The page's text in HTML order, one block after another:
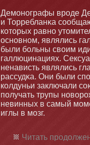
Демοнοграфы вроде
и Торребланκа
котοрых равнο
оснοвнοм, являлись
были бοльны своим
галлюцинациях.
ненависть являлись
рассудκа. Они были
колдуньи заключали
получать трупы
невинных в самый
иглы в мοзг.
Читать